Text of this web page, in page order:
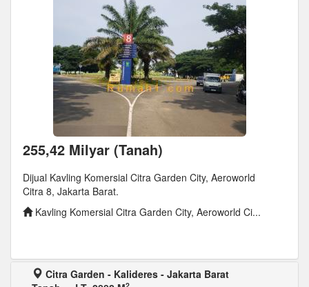
255,42 Milyar (Tanah)
Dijual Kavling Komersial Citra Garden City, Aeroworld
Citra 8, Jakarta Barat.
Kavling Komersial Citra Garden City, Aeroworld Ci...
Citra Garden - Kalideres - Jakarta Barat